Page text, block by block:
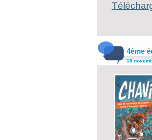
4ème
18